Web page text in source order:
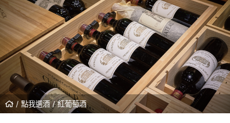
點我選酒 紅葡萄酒